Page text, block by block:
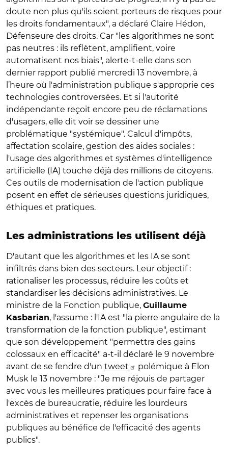
doute non plus qu'ils soient porteurs de risques pour
les droits fondamentaux", a déclaré Claire Hédon,
Défenseure des droits. Car "les algorithmes ne sont
pas neutres : ils reflètent, amplifient, voire
automatisent nos biais", alerte-t-elle dans son
dernier rapport publié mercredi 13 novembre, à
l’heure où l'administration publique s'approprie ces
technologies controversées. Et si l'autorité
indépendante reçoit encore peu de réclamations
d'usagers, elle dit voir se dessiner une
problématique "systémique". Calcul d'impôts,
affectation scolaire, gestion des aides sociales :
l'usage des algorithmes et systèmes d'intelligence
artificielle (IA) touche déjà des millions de citoyens.
Ces outils de modernisation de l'action publique
posent en effet de sérieuses questions juridiques,
éthiques et pratiques.
Les administrations les utilisent déjà
D'autant que les algorithmes et les IA se sont
infiltrés dans bien des secteurs. Leur objectif :
rationaliser les processus, réduire les coûts et
standardiser les décisions administratives. Le
ministre de la Fonction publique, Guillaume
Kasbarian, l'assume : l'IA est "la pierre angulaire de la
transformation de la fonction publique", estimant
que son développement "permettra des gains
colossaux en efficacité" a-t-il déclaré le 9 novembre
avant de se fendre d'un tweet
polémique à Elon
Musk le 13 novembre : "Je me réjouis de partager
avec vous les meilleures pratiques pour faire face à
l'excès de bureaucratie, réduire les lourdeurs
administratives et repenser les organisations
publiques au bénéfice de l'efficacité des agents
publics".